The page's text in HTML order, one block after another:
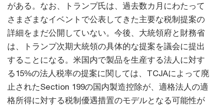
がある。なお、トランプ氏は、過去数カ月にわたって
さまざまなイベントで公表してきた主要な税制提案の
詳細をまだ公開していない。今後、大統領府と財務省
は、トランプ次期大統領の具体的な提案を議会に提出
することになる。米国内で製品を生産する法人に対す
る15%の法人税率の提案に関しては、TCJAによって廃
止されたSection 199の国内製造控除が、適格法人の適
格所得に対する税制優遇措置のモデルとなる可能性が